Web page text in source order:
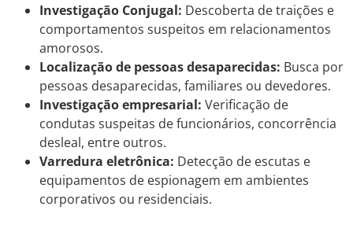
Investigação Conjugal: Descoberta de traições e
comportamentos suspeitos em relacionamentos
amorosos.
Localização de pessoas desaparecidas: Busca por
pessoas desaparecidas, familiares ou devedores.
Investigação empresarial: Verificação de
condutas suspeitas de funcionários, concorrência
desleal, entre outros.
Varredura eletrônica: Detecção de escutas e
equipamentos de espionagem em ambientes
corporativos ou residenciais.